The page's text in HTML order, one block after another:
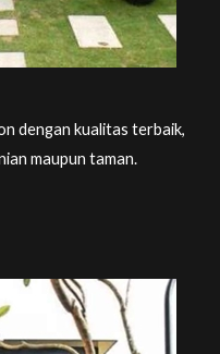
dengan kualitas terbaik,
maupun taman.